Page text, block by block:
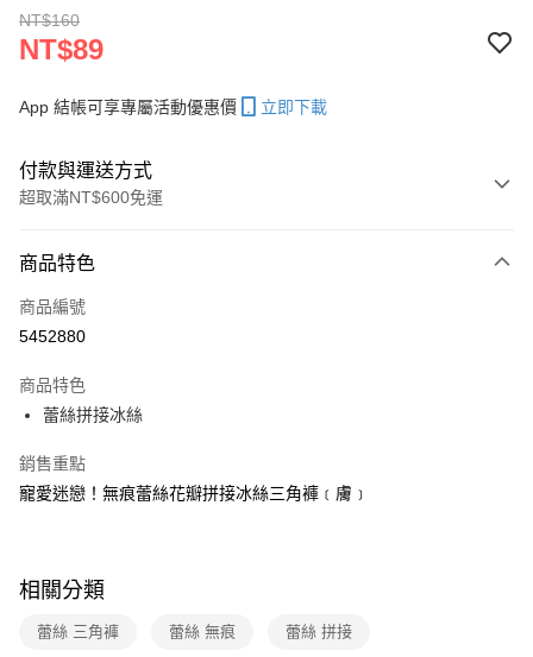
NT$160
NT$89
App 結帳可享專屬活動優惠價 立即下載
付款與運送方式
超取滿NT$600免運
信用卡一次付款
超商取貨付款
Apple Pay
街口支付
悠遊付
運送方式
全家取貨付款
商品特色
商品編號
5452880
商品特色
蕾絲拼接冰絲
銷售重點
寵愛迷戀！無痕蕾絲花瓣拼接冰絲三角褲﹝膚﹞
相關分類
蕾絲 三角褲 蕾絲 無痕 蕾絲 拼接